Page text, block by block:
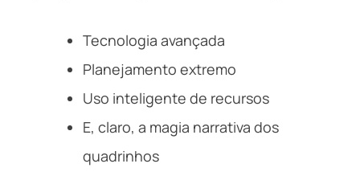
Tecnologia avançada
Planejamento extremo
Uso inteligente de recursos
E, claro, a magia narrativa dos
quadrinhos